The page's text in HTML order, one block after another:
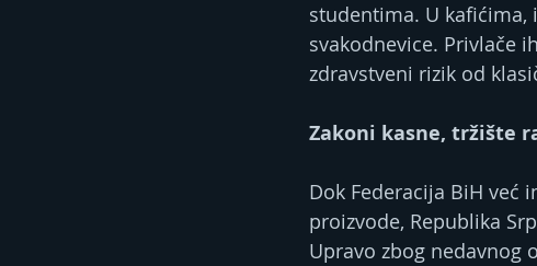
studentima. U kafićima,
svakodnevice. Privlače
zdravstveni rizik od
Zakoni kasne, tržište
Dok Federacija BiH već
proizvode, Republika
Upravo zbog nedavnog